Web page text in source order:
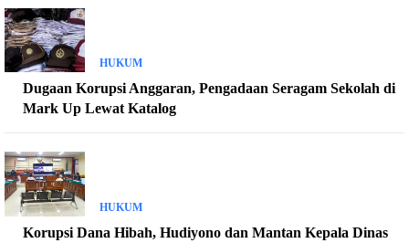
HUKUM
Dugaan Korupsi Anggaran, Pengadaan Seragam Sekolah di
Mark Up Lewat Katalog
HUKUM
Korupsi Dana Hibah, Hudiyono dan Mantan Kepala Dinas